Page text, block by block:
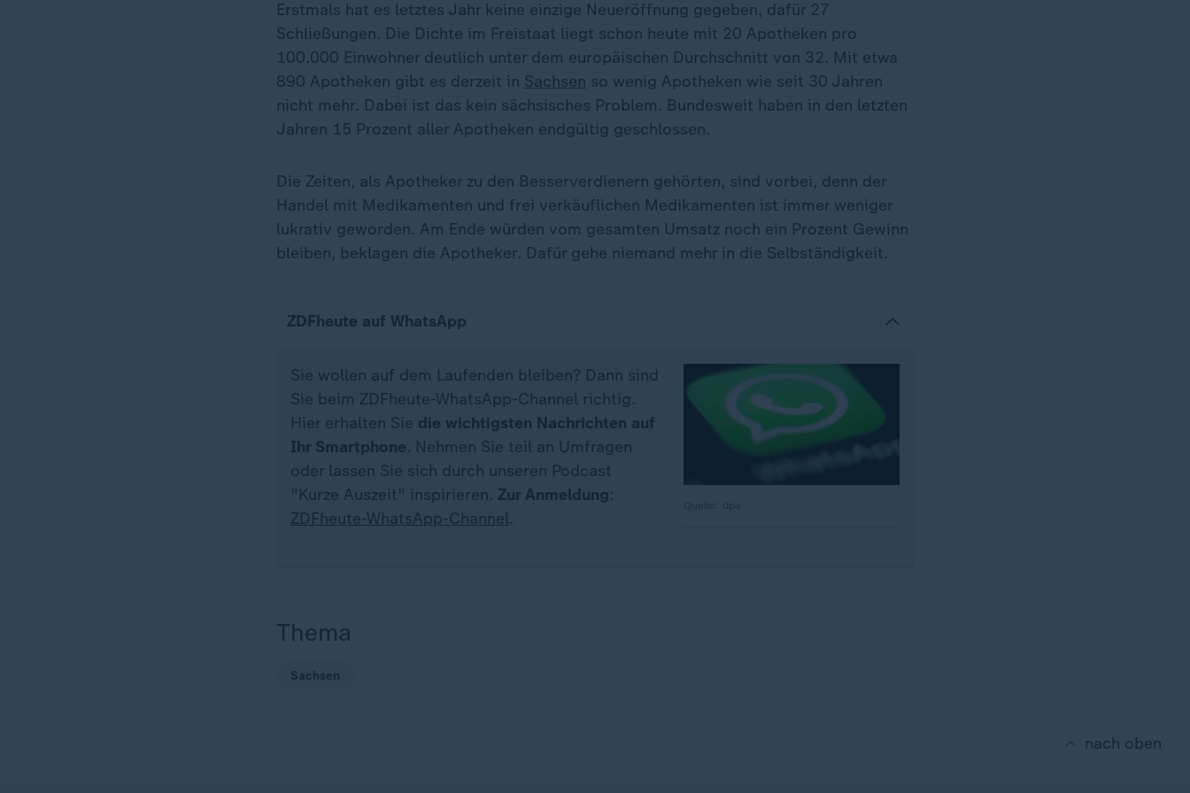
Erstmals hat es letztes Jahr keine einzige Neueröffnung gegeben, dafür 27
Schließungen. Die Dichte im Freistaat liegt schon heute mit 20 Apotheken pro
100.000 Einwohner deutlich unter dem europäischen Durchschnitt von 32. Mit etwa
890 Apotheken gibt es derzeit in Sachsen so wenig Apotheken wie seit 30 Jahren
nicht mehr. Dabei ist das kein sächsisches Problem. Bundesweit haben in den letzten
Jahren 15 Prozent aller Apotheken endgültig geschlossen.
Die Zeiten, als Apotheker zu den Besserverdienern gehörten, sind vorbei, denn der
Handel mit Medikamenten und frei verkäuflichen Medikamenten ist immer weniger
lukrativ geworden. Am Ende würden vom gesamten Umsatz noch ein Prozent Gewinn
bleiben, beklagen die Apotheker. Dafür gehe niemand mehr in die Selbständigkeit.
ZDFheute auf WhatsApp
Sie wollen auf dem Laufenden bleiben? Dann sind
Sie beim ZDFheute-WhatsApp-Channel richtig.
Hier erhalten Sie die wichtigsten Nachrichten auf
Ihr Smartphone. Nehmen Sie teil an Umfragen
oder lassen Sie sich durch unseren Podcast
"Kurze Auszeit" inspirieren. Zur Anmeldung:
ZDFheute-WhatsApp-Channel.
Thema
Sachsen
nach oben